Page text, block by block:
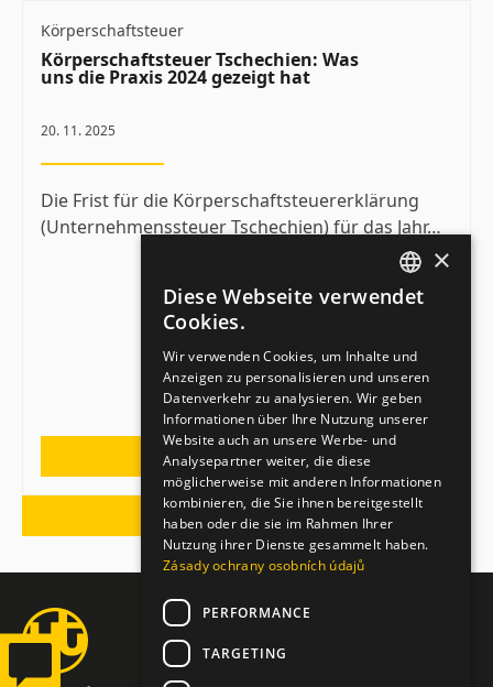
Körperschaftsteuer
Körperschaftsteuer Tschechien: Was
uns die Praxis 2024 gezeigt hat
20. 11. 2025
Die Frist für die Körperschaftsteuererklärung
(Unternehmenssteuer Tschechien) für das Jahr…
MEHR
ALLE ARTIKEL
CZECH
GERMAN
×
Diese Webseite verwendet
Cookies.
Wir verwenden Cookies, um Inhalte und
Anzeigen zu personalisieren und unseren
Datenverkehr zu analysieren. Wir geben
Informationen über Ihre Nutzung unserer
Website auch an unsere Werbe- und
Analysepartner weiter, die diese
möglicherweise mit anderen Informationen
kombinieren, die Sie ihnen bereitgestellt
haben oder die sie im Rahmen Ihrer
Nutzung ihrer Dienste gesammelt haben.
Zásady ochrany osobních údajů
PERFORMANCE
TARGETING